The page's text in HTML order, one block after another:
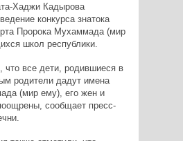
Хаджи Кадырова
конкурса знатока
Пророка Мухаммада (мир
школ республики.
что все дети, родившиеся в
родители дадут имена
(мир ему), его жен и
сообщает пресс-